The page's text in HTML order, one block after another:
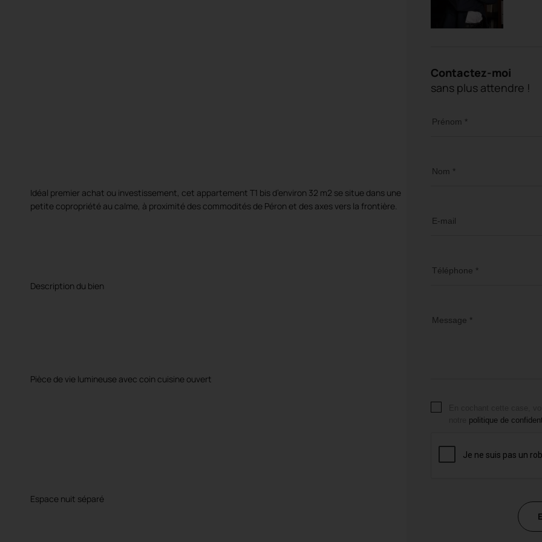
Idéal premier achat ou investissement, cet appartement T1 bis d’environ 32 m2 se situe dans une
petite copropriété au calme, à proximité des commodités de Péron et des axes vers la frontière.
Description du bien
Pièce de vie lumineuse avec coin cuisine ouvert
Espace nuit séparé
Contactez-moi
sans plus attendre !
Prénom *
Nom *
E-mail
Téléphone *
Message *
politique de